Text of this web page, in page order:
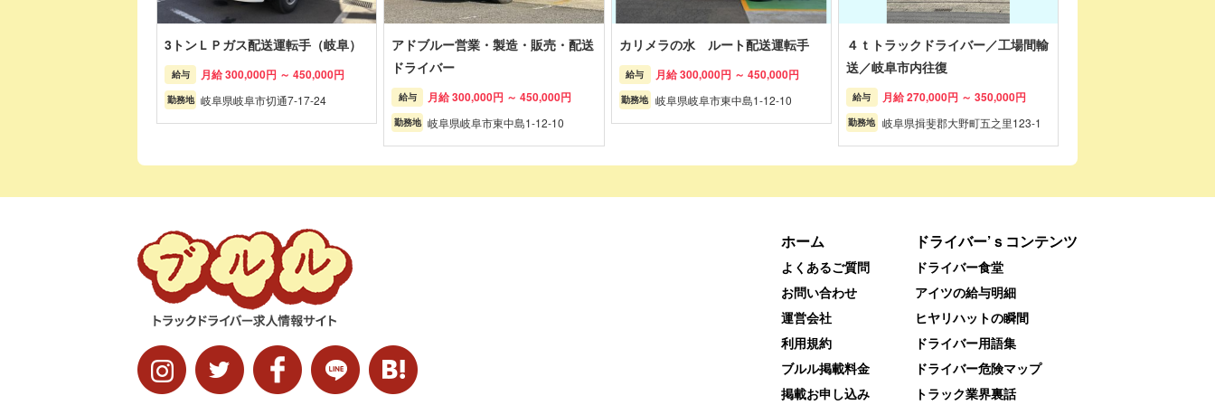
3トンＬＰガス配送運転手（岐阜）
給与 月給 300,000円 ～ 450,000円
勤務地 岐阜県岐阜市切通7-17-24
アドブルー営業・製造・販売・配送
ドライバー
給与 月給 300,000円 ～ 450,000円
勤務地 岐阜県岐阜市東中島1-12-10
カリメラの水 ルート配送運転手
給与 月給 300,000円 ～ 450,000円
勤務地 岐阜県岐阜市東中島1-12-10
４ｔトラックドライバー／工場間輸
送／岐阜市内往復
給与 月給 270,000円 ～ 350,000円
勤務地 岐阜県揖斐郡大野町五之里123-1
ホーム
よくあるご質問
お問い合わせ
運営会社
利用規約
ブルル掲載料金
掲載お申し込み
ドライバー’ｓコンテンツ
ドライバー食堂
アイツの給与明細
ヒヤリハットの瞬間
ドライバー用語集
ドライバー危険マップ
トラック業界裏話